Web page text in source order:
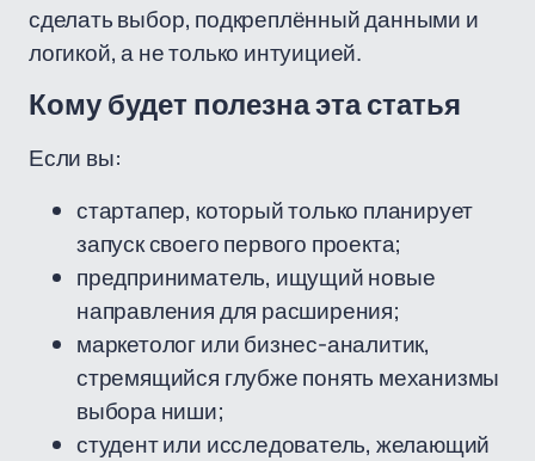
сделать выбор, подкреплённый данными и
логикой, а не только интуицией.
Кому будет полезна эта статья
Если вы:
стартапер, который только планирует
запуск своего первого проекта;
предприниматель, ищущий новые
направления для расширения;
маркетолог или бизнес-аналитик,
стремящийся глубже понять механизмы
выбора ниши;
студент или исследователь, желающий